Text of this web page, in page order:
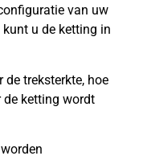
van uw
u de ketting in
de treksterkte, hoe
de ketting wordt